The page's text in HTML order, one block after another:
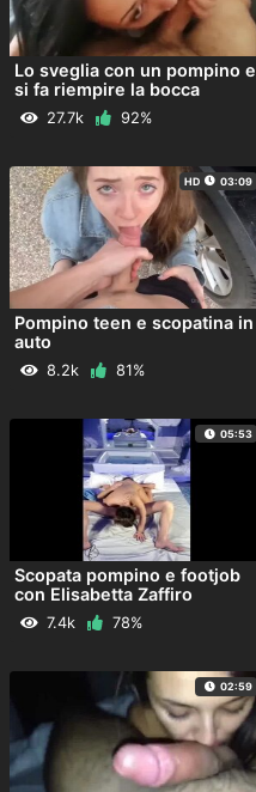
Lo sveglia con un pompino e
si fa riempire la bocca
27.7k 92%
HD 03:09
Pompino teen e scopatina in
auto
8.2k 81%
05:53
Scopata pompino e footjob
con Elisabetta Zaffiro
7.4k 78%
02:59